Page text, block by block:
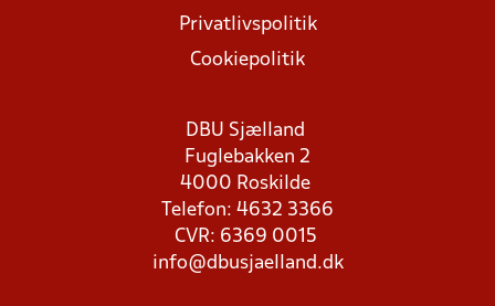
Privatlivspolitik
Cookiepolitik
DBU Sjælland
Fuglebakken 2
4000 Roskilde
Telefon: 4632 3366
CVR: 6369 0015
info@dbusjaelland.dk